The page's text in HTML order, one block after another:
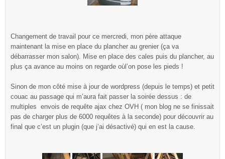
Changement de travail pour ce mercredi, mon père attaque
maintenant la mise en place du plancher au grenier (ça va
débarrasser mon salon). Mise en place des cales puis du plancher, au
plus ça avance au moins on regarde oùl’on pose les pieds !
Sinon de mon côté mise à jour de wordpress (depuis le temps) et petit
couac au passage qui m’aura fait passer la soirée dessus : de
multiples envois de requête ajax chez OVH ( mon blog ne se finissait
pas de charger plus de 6000 requêtes à la seconde) pour découvrir au
final que c’est un plugin (que j’ai désactivé) qui en est la cause.